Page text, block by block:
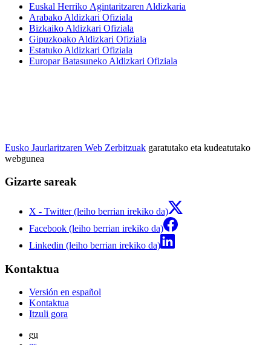
Euskal Herriko Agintaritzaren Aldizkaria
Arabako Aldizkari Ofiziala
Bizkaiko Aldizkari Ofiziala
Gipuzkoako Aldizkari Ofiziala
Estatuko Aldizkari Ofiziala
Europar Batasuneko Aldizkari Ofiziala
Eusko Jaurlaritzaren Web Zerbitzuak garatutako eta kudeatutako
webgunea
Gizarte sareak
X - Twitter (leiho berrian irekiko da)
Facebook (leiho berrian irekiko da)
Linkedin (leiho berrian irekiko da)
Kontaktua
Versión en español
Kontaktua
Itzuli gora
eu